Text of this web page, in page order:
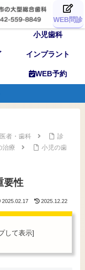
スタッフ
小児歯科
インプラント
WEB予約
者・歯科
診
治療
小児の歯
要性
2025.02.17 2025.12.22
WEB問診